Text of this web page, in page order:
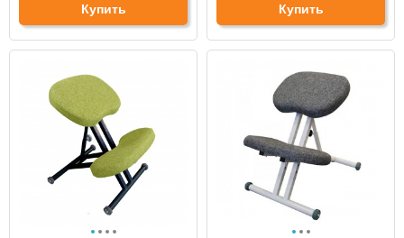
Купить Купить